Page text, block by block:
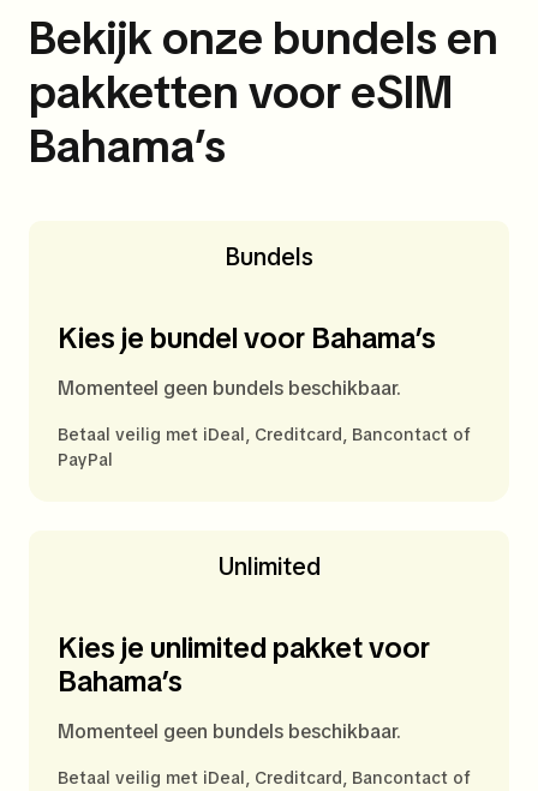
Bekijk onze bundels en
pakketten voor eSIM
Bahama’s
Bundels
Kies je bundel voor Bahama’s
Momenteel geen bundels beschikbaar.
Betaal veilig met iDeal, Creditcard, Bancontact of
PayPal
Unlimited
Kies je unlimited pakket voor
Bahama’s
Momenteel geen bundels beschikbaar.
Betaal veilig met iDeal, Creditcard, Bancontact of